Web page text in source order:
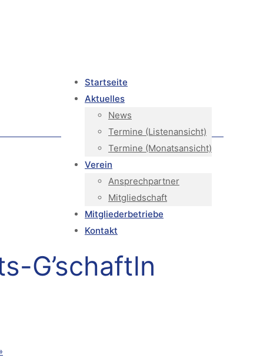
Startseite
Aktuelles
News
Termine (Listenansicht)
Termine (Monatsansicht)
Verein
Ansprechpartner
Mitgliedschaft
Mitgliederbetriebe
Kontakt
G’schaftln